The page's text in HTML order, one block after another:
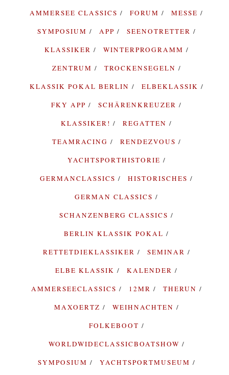
AMMERSEE CLASSICS FORUM
MESSE
SYMPOSIUM
APP
SEENOTRETTER
KLASSIKER
WINTERPROGRAMM
ZENTRUM
TROCKENSEGELN
KLASSIK POKAL BERLIN
ELBEKLASSIK
FKY APP
SCHÄRENKREUZER
KLASSIKER!
REGATTEN
TEAMRACING
RENDEZVOUS
YACHTSPORTHISTORIE
GERMANCLASSICS
HISTORISCHES
GERMAN CLASSICS
SCHANZENBERG CLASSICS
BERLIN KLASSIK POKAL
RETTETDIEKLASSIKER
SEMINAR
ELBE KLASSIK
KALENDER
AMMERSEECLASSICS
12MR
THERUN
MAXOERTZ
WEIHNACHTEN
FOLKEBOOT
WORLDWIDECLASSICBOATSHOW
SYMPOSIUM
YACHTSPORTMUSEUM